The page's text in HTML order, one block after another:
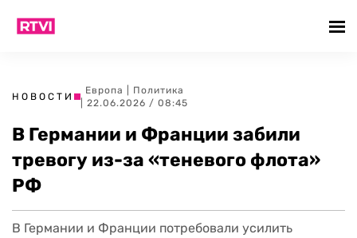
НОВОСТИ
Европа
Политика
| 22.06.2026 / 08:45
В Германии и Франции забили
тревогу из-за «теневого флота»
РФ
В Германии и Франции потребовали усилить